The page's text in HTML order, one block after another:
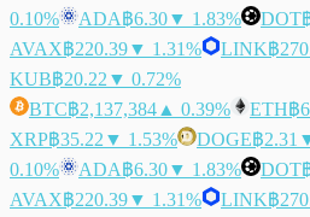
0.10%
ADA฿6.30▼ 1.83% DOT
AVAX฿220.39▼ 1.31% LINK฿
KUB฿20.22 ▼ 0.72%
BTC฿2,137,384 ▲ 0.39% ETH฿
XRP฿35.22 ▼ 1.53% DOGE฿2.31
0.10%
ADA฿6.30▼ 1.83% DOT
AVAX฿220.39▼ 1.31% LINK฿